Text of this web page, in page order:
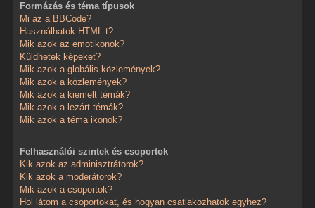
Formázás és téma típusok
Mi az a BBCode?
Használhatok HTML-t?
Mik azok az emotikonok?
Küldhetek képeket?
Mik azok a globális közlemények?
Mik azok a közlemények?
Mik azok a kiemelt témák?
Mik azok a lezárt témák?
Mik azok a téma ikonok?
Felhasználói szintek és csoportok
Kik azok az adminisztrátorok?
Kik azok a moderátorok?
Mik azok a csoportok?
Hol látom a csoportokat, és hogyan csatlakozhatok egyhez?